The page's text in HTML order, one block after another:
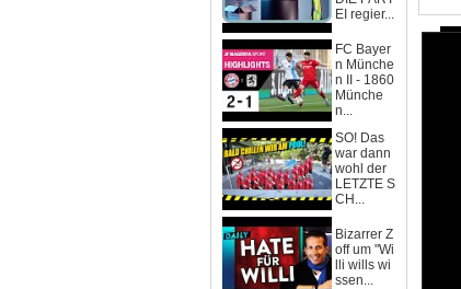
EI regier...
FC Bayer
n Münche
n II - 1860
Münche
n...
SO! Das
war dann
wohl der
LETZTE S
CH...
Bizarrer Z
off um "Wi
lli wills wi
ssen...